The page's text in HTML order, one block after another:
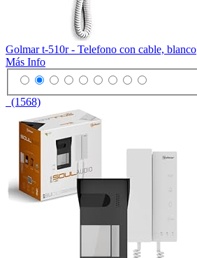
Golmar t-510r - Telefono con cable, blanco
Más Info
(1568)